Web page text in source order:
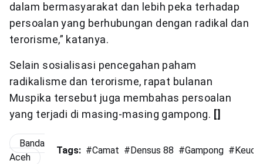
dalam bermasyarakat dan lebih peka terhadap
persoalan yang berhubungan dengan radikal dan
terorisme,” katanya.
Selain sosialisasi pencegahan paham
radikalisme dan terorisme, rapat bulanan
Muspika tersebut juga membahas persoalan
yang terjadi di masing-masing gampong. []
Banda
Aceh
Tags: #Camat # Densus 88 #Gampong #